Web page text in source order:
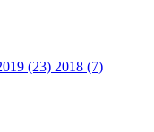
(23) 2018 (7)